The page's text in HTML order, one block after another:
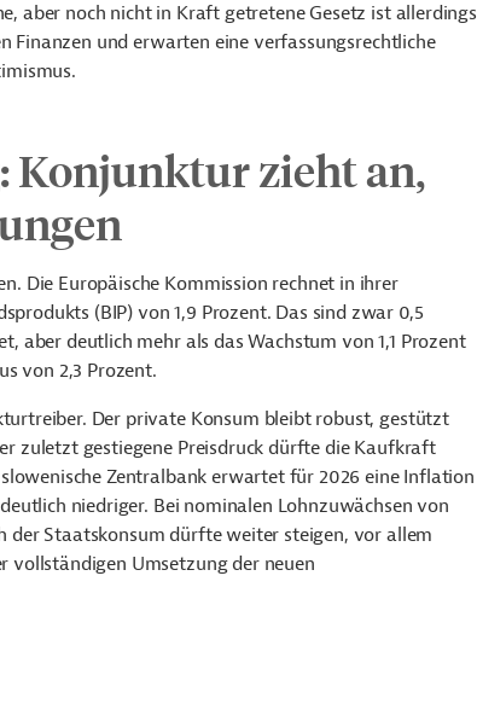
aber noch nicht in Kraft getretene Gesetz ist allerdings
und erwarten eine verfassungsrechtliche
zieht an,
Die Europäische Kommission rechnet in ihrer
(BIP) von 1,9 Prozent. Das sind zwar 0,5
aber deutlich mehr als das Wachstum von 1,1 Prozent
von 2,3 Prozent.
Der private Konsum bleibt robust, gestützt
zuletzt gestiegene Preisdruck dürfte die Kaufkraft
Zentralbank erwartet für 2026 eine Inflation
niedriger. Bei nominalen Lohnzuwächsen von
der Staatskonsum dürfte weiter steigen, vor allem
vollständigen Umsetzung der neuen